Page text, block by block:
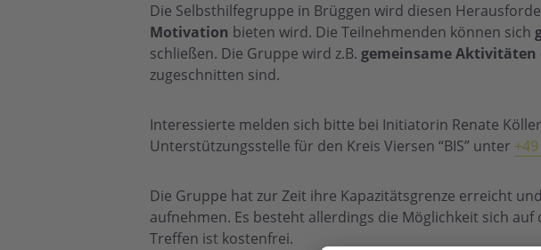
Die Selbsthilfegruppe in Brüggen wird diesen
Motivation bieten wird. Die Teilnehmenden können sich
schließen. Die Gruppe wird z.B. gemeinsame Aktivitäten
zugeschnitten sind.
Interessierte melden sich bitte bei Initiatorin Renate
Unterstützungsstelle für den Kreis Viersen “BIS” unter
Die Gruppe hat zur Zeit ihre Kapazitätsgrenze erreicht
aufnehmen. Es besteht allerdings die Möglichkeit sich
Treffen ist kostenfrei.